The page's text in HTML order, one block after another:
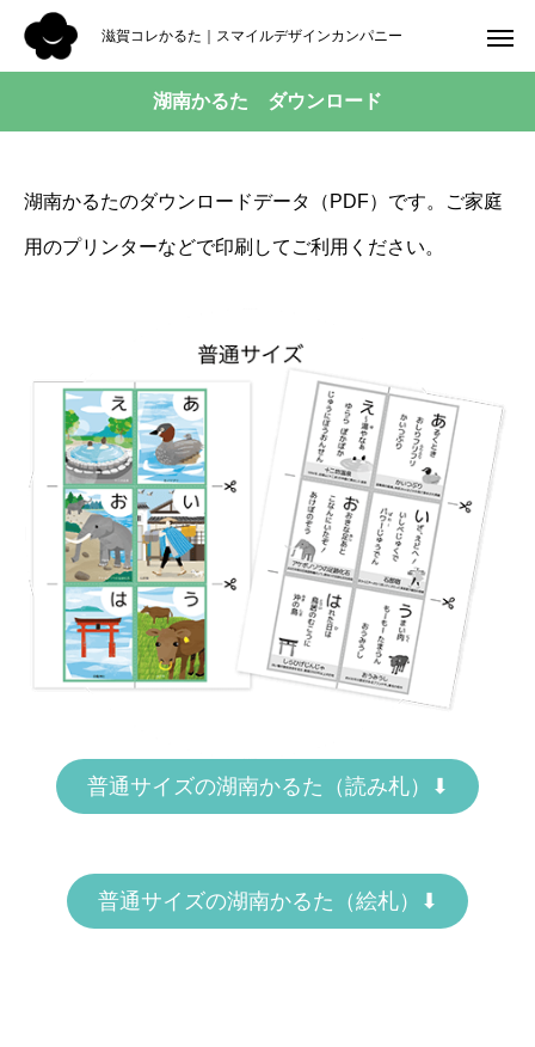
滋賀コレかるた｜スマイルデザインカンパニー
湖南かるた ダウンロード
湖南かるたのダウンロードデータ（PDF）です。ご家庭
用のプリンターなどで印刷してご利用ください。
普通サイズの湖南かるた（読み札）⬇︎
普通サイズの湖南かるた（絵札）⬇︎